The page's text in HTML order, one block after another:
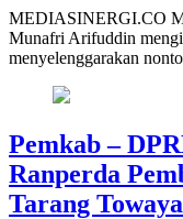
MEDIASINERGI.CO
Munafri Arifuddin
menyelenggarakan
Pemkab –
Ranperda
Tarang